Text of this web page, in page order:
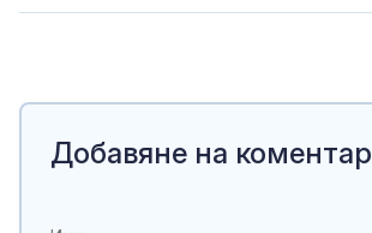
Добавяне на коментар